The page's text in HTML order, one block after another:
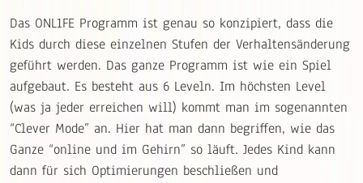
Das ONL1FE Programm ist genau so konzipiert, dass die
Kids durch diese einzelnen Stufen der Verhaltensänderung
geführt werden. Das ganze Programm ist wie ein Spiel
aufgebaut. Es besteht aus 6 Leveln. Im höchsten Level
(was ja jeder erreichen will) kommt man im sogenannten
“Clever Mode” an. Hier hat man dann begriffen, wie das
Ganze “online und im Gehirn” so läuft. Jedes Kind kann
dann für sich Optimierungen beschließen und